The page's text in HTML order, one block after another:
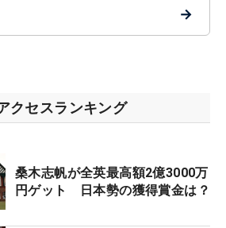
→
クセスランキング
桑木志帆が全英最高額2億3000万
円ゲット 日本勢の獲得賞金は？